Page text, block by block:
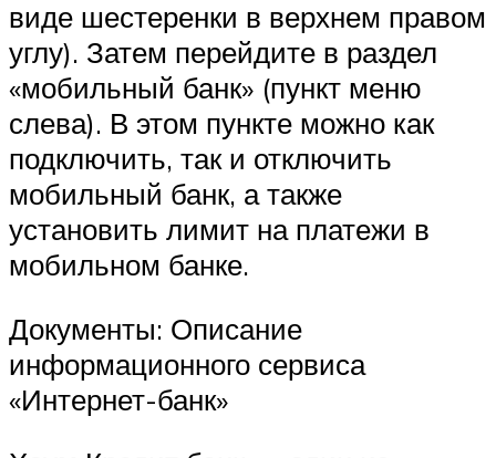
виде шестеренки в верхнем правом
углу). Затем перейдите в раздел
«мобильный банк» (пункт меню
слева). В этом пункте можно как
подключить, так и отключить
мобильный банк, а также
установить лимит на платежи в
мобильном банке.
Документы: Описание
информационного сервиса
«Интернет-банк»